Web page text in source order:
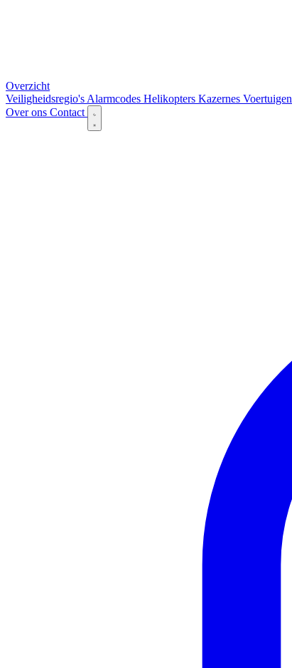
Overzicht
Veiligheidsregio's Alarmcodes Helikopters Kazernes Voertuigen
Over ons Contact